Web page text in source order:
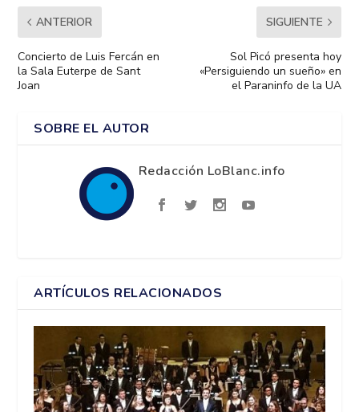
ANTERIOR
Concierto de Luis Fercán en
la Sala Euterpe de Sant
Joan
SIGUIENTE
Sol Picó presenta hoy
«Persiguiendo un sueño» en
el Paraninfo de la UA
SOBRE EL AUTOR
Redacción LoBlanc.info
ARTÍCULOS RELACIONADOS